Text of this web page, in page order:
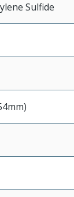
Sulfide